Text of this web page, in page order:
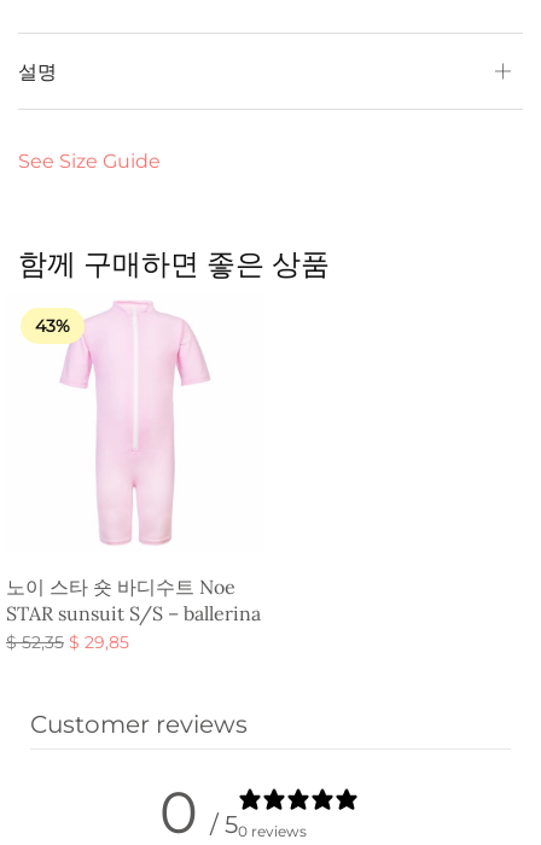
설명
See Size Guide
함께 구매하면 좋은 상품
43%
노이 스타 숏 바디수트 Noe
STAR sunsuit S/S – ballerina
$52,35 원래 가
$ 29,85현재 가
Customer reviews
0 / 50 reviews